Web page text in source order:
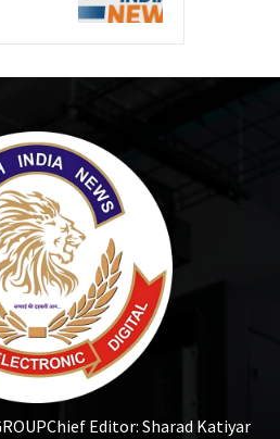
Chief Editor: Sharad Katiyar